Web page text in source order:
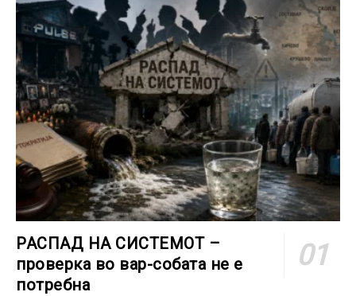
РАСПАД НА СИСТЕМОТ –
проверка во вар-собата не е
потребна